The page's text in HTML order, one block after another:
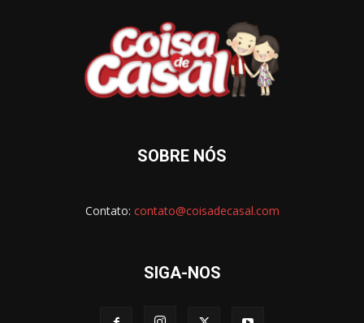
SOBRE NÓS
Contato: contato@coisadecasal.com
SIGA-NOS